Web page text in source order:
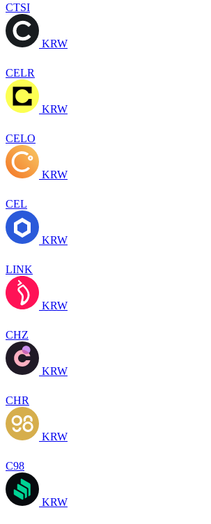
CTSI
KRW
CELR
KRW
CELO
KRW
CEL
KRW
LINK
KRW
CHZ
KRW
CHR
KRW
C98
KRW